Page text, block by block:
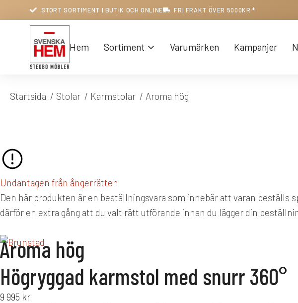
STORT SORTIMENT I BUTIK OCH ONLINE FRI FRAKT ÖVER 5000KR *
Hem Sortiment Varumärken Kampanjer
Du är här:
Startsida Stolar Karmstolar Aroma hög
Undantagen från ångerrätten
Den här produkten är en beställningsvara som innebär att varan
därför en extra gång att du valt rätt utförande innan du lägger din
Aroma hög
Högryggad karmstol med snurr 360°
9 995 kr